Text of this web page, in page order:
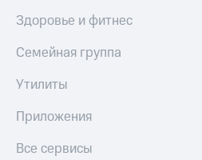
Здоровье и фитнес
Семейная группа
Утилиты
Приложения
Все сервисы